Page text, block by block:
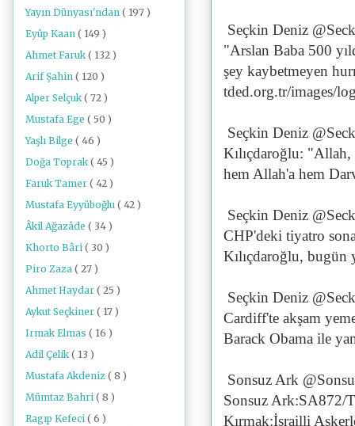
Seçkin Deniz
"Arslan Baba 500
şey kaybetmeyen
tded.org.tr/images/
Seçkin Deniz
Kılıçdaroğlu: "Allah,
hem Allah'a hem
Seçkin Deniz
CHP'deki tiyatro
Kılıçdaroğlu, bugün
Seçkin Deniz
Cardiff'te akşam
Barack Obama ile
Sonsuz Ark
Sonsuz Ark:SA872/
Kırmak:İsrailli
Yayın Dünyası'ndan ( 197 )
Eyüp Kaan ( 149 )
Ahmet Faruk ( 132 )
Arif Şahin ( 120 )
Alper Selçuk ( 72 )
Mustafa Ege ( 50 )
Yaşlı Bilge ( 46 )
Doğa Toprak ( 45 )
Faruk Tamer ( 42 )
Mustafa Eyyüboğlu ( 42 )
Âkil Ağazâde ( 34 )
Khorto Bâri ( 30 )
Piro Zaza ( 27 )
Ahmet Haydar ( 25 )
Aykut Seçkiner ( 17 )
Irmak Elmas ( 16 )
Adil Çelik ( 13 )
Mustafa Akdeniz ( 8 )
Mümtaz Bahri ( 8 )
Ragıp Kefeci ( 6 )